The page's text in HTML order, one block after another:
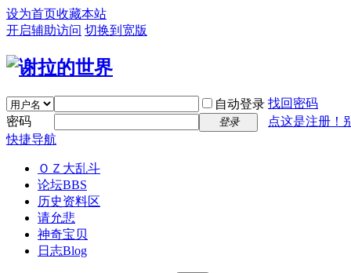
设为首页收藏本站
开启辅助访问 切换到宽版
自动登录 找回密码
密码
登录
点这是注册！
快捷导航
ＯＺ大乱斗
论坛BBS
历史资料区
请允悲
神奇宝贝
日志Blog